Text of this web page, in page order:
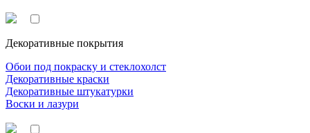
Декоративные покрытия
Обои под покраску и стеклохолст
Декоративные краски
Декоративные штукатурки
Воски и лазури